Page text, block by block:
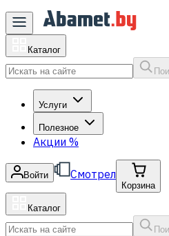
Каталог
Услуги
Полезное
Акции %
Войти Смотрел
Корзина
Каталог